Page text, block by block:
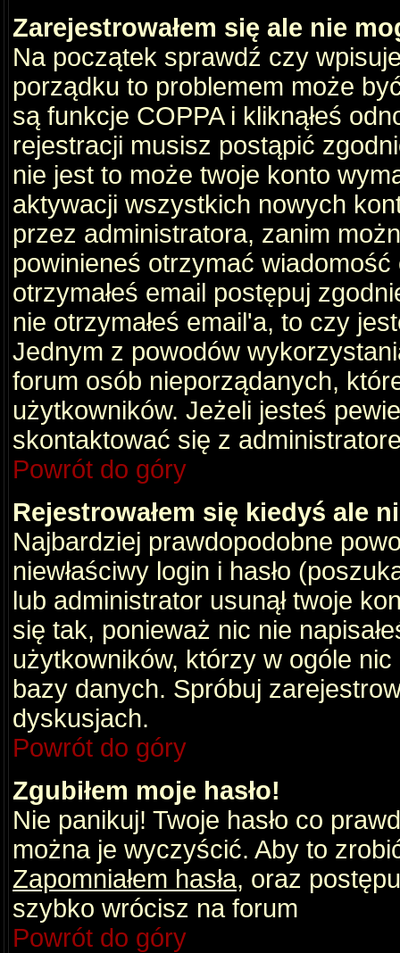
Zarejestrowałem się ale nie
Na początek sprawdź czy
porządku to problemem może
są funkcje COPPA i kliknąłeś
rejestracji musisz postąpić
nie jest to może twoje konto
aktywacji wszystkich nowych
przez administratora, zanim
powinieneś otrzymać
otrzymałeś email postępuj
nie otrzymałeś email'a, to czy
Jednym z powodów
forum osób nieporządanych,
użytkowników. Jeżeli jesteś
skontaktować się z
Powrót do góry
Rejestrowałem się kiedyś ale
Najbardziej prawdopodobne
niewłaściwy login i hasło
lub administrator usunął twoje
się tak, ponieważ nic nie
użytkowników, którzy w ogóle
bazy danych. Spróbuj
dyskusjach.
Powrót do góry
Zgubiłem moje hasło!
Nie panikuj! Twoje hasło co
można je wyczyścić. Aby to
Zapomniałem hasła, oraz
szybko wrócisz na forum
Powrót do góry